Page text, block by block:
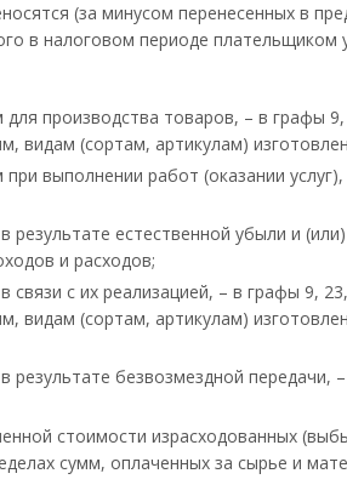
(за минусом перенесенных в
в налоговом периоде плательщиком
производства товаров, – в графы
видам (сортам, артикулам)
выполнении работ (оказании
естественной убыли и
и расходов;
с их реализацией, – в графы 9,
видам (сортам, артикулам)
безвозмездной передачи,
стоимости израсходованных
сумм, оплаченных за сырье и